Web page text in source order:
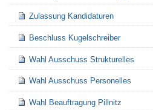
Zulassung Kandidaturen
Beschluss Kugelschreiber
Wahl Ausschuss Strukturelles
Wahl Ausschuss Personelles
Wahl Beauftragung Pillnitz